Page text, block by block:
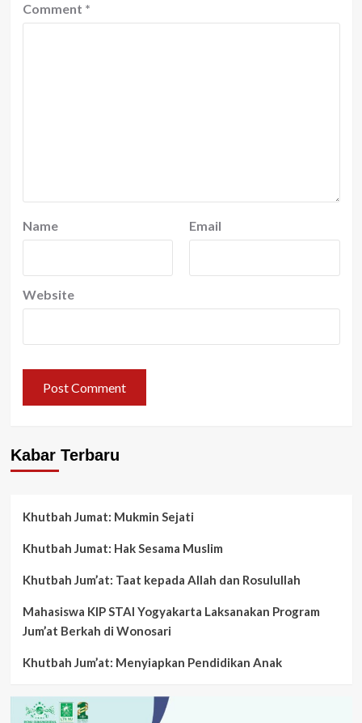
Comment *
Name Email
Website
Kabar Terbaru
Khutbah Jumat: Mukmin Sejati
Khutbah Jumat: Hak Sesama Muslim
Khutbah Jum’at: Taat kepada Allah dan Rosulullah
Mahasiswa KIP STAI Yogyakarta Laksanakan Program
Jum’at Berkah di Wonosari
Khutbah Jum’at: Menyiapkan Pendidikan Anak